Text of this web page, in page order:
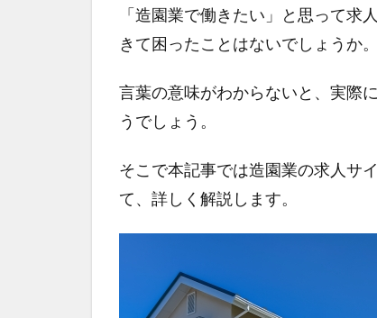
「造園業で働きたい」と思って求
きて困ったことはないでしょうか。
言葉の意味がわからないと、実際
うでしょう。
そこで本記事では造園業の求人サ
て、詳しく解説します。